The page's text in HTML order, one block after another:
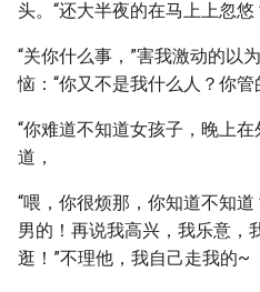
头。“还大半夜的在马上上忽悠
“关你什么事，”害我激动的以
恼：“你又不是我什么人？你管
“你难道不知道女孩子，晚上
道，
“喂，你很烦那，你知道不知
男的！再说我高兴，我乐意，
逛！”不理他，我自己走我的~